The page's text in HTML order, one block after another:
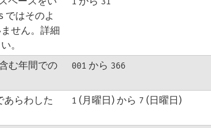
ではそのよ
せん。詳細
。
む年間での
001 から 366
あらわした
1 (月曜日) から 7 (日曜日)